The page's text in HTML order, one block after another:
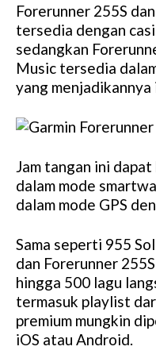
Forerunner 255S
tersedia dengan
sedangkan
Music tersedia
yang
Jam tangan ini
dalam mode
dalam mode GPS
Sama seperti 955
dan Forerunner
hingga 500 lagu
termasuk playlist
premium mungkin
iOS atau Android.